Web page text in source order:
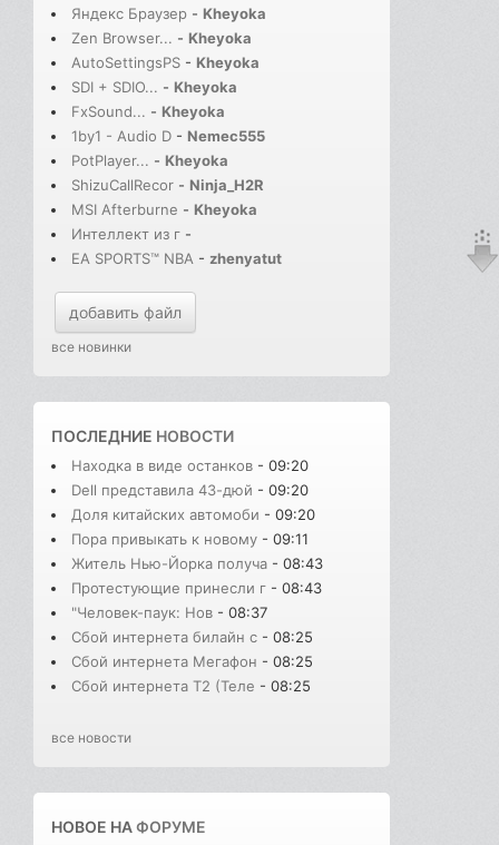
Яндекс Браузер - Kheyoka
Zen Browser... - Kheyoka
AutoSettingsPS - Kheyoka
SDI + SDIO... - Kheyoka
FxSound... - Kheyoka
1by1 - Audio D - Nemec555
PotPlayer... - Kheyoka
ShizuCallRecor - Ninja_H2R
MSI Afterburne - Kheyoka
Интеллект из г -
EA SPORTS™ NBA - zhenyatut
добавить файл
все новинки
ПОСЛЕДНИЕ НОВОСТИ
Находка в виде останков - 09:20
Dell представила 43-дюй - 09:20
Доля китайских автомоби - 09:20
Пора привыкать к новому - 09:11
Житель Нью-Йорка получа - 08:43
Протестующие принесли г - 08:43
"Человек-паук: Нов - 08:37
Сбой интернета билайн с - 08:25
Сбой интернета Мегафон - 08:25
Сбой интернета T2 (Теле - 08:25
все новости
НОВОЕ НАФОРУМЕ